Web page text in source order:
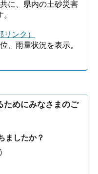
に、県内の土砂災害
ンク）
、雨量状況を表示。
ためにみなさまのご
ましたか？